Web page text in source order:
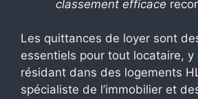
classement efficace
Les quittances de loyer sont
essentiels pour tout locataire, y
résidant dans des logements
spécialiste de l’immobilier et